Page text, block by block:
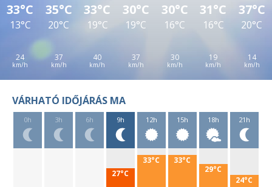
33°C
13°C
24
35°C
20°C
37
33°C
19°C
40
30°C
19°C
37
30°C
16°C
30
31°C
16°C
19
37°C
20°C
14
VÁRHATÓ IDŐJÁRÁS MA
0h 3h 6h 9h
27°C
12h
33°C
15h
33°C
18h
29°C
21h
24°C